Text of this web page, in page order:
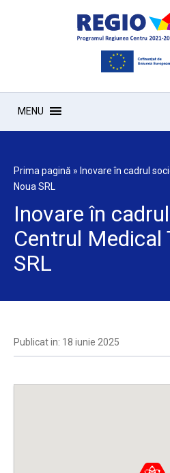
MENU
Prima pagină » Inovare în cadrul
Noua SRL
Inovare în
Centrul Medical
SRL
Publicat in: 18 iunie 2025